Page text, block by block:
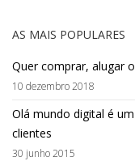
AS MAIS POPULARES
Quer comprar, alugar
10 dezembro 2018
Olá mundo digital é
clientes
30 junho 2015